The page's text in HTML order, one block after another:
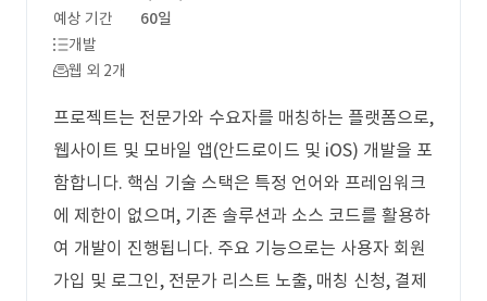
예상 기간
60일
개발
웹 외 2개
프로젝트는 전문가와 수요자를 매칭하는 플랫폼으로,
웹사이트 및 모바일 앱(안드로이드 및 iOS) 개발을 포
함합니다. 핵심 기술 스택은 특정 언어와 프레임워크
에 제한이 없으며, 기존 솔루션과 소스 코드를 활용하
여 개발이 진행됩니다. 주요 기능으로는 사용자 회원
가입 및 로그인, 전문가 리스트 노출, 매칭 신청, 결제